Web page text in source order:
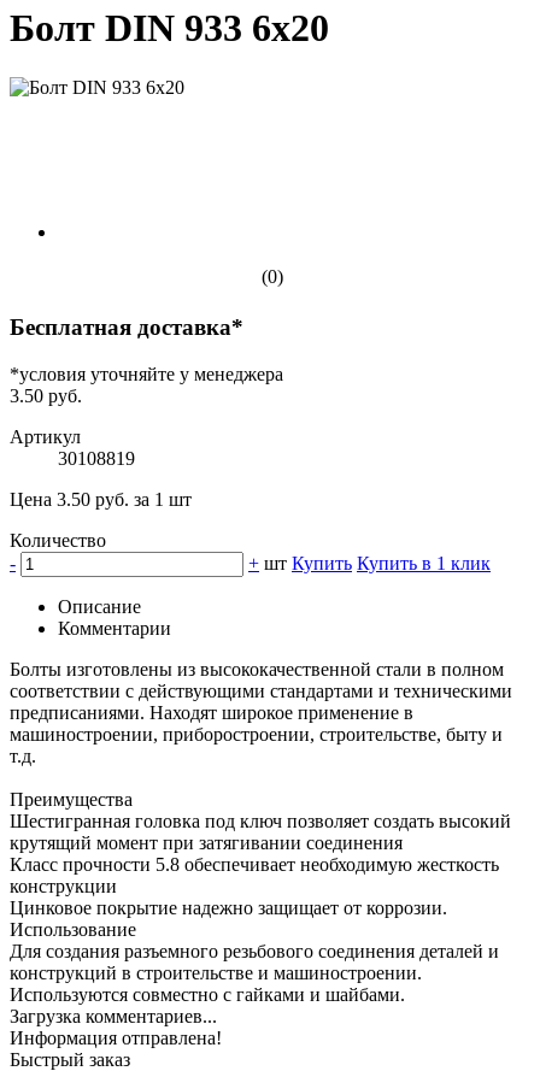
Болт DIN 933 6х20
(0)
Бесплатная доставка*
*условия уточняйте у менеджера
3.50 руб.
Артикул
30108819
Цена 3.50 руб. за 1 шт
Количество
-
+ шт Купить Купить в 1 клик
Описание
Комментарии
Болты изготовлены из высококачественной стали в полном
соответствии с действующими стандартами и техническими
предписаниями. Находят широкое применение в
машиностроении, приборостроении, строительстве, быту и
т.д.
Преимущества
Шестигранная головка под ключ позволяет создать высокий
крутящий момент при затягивании соединения
Класс прочности 5.8 обеспечивает необходимую жесткость
конструкции
Цинковое покрытие надежно защищает от коррозии.
Использование
Для создания разъемного резьбового соединения деталей и
конструкций в строительстве и машиностроении.
Используются совместно с гайками и шайбами.
Загрузка комментариев...
Информация отправлена!
Быстрый заказ